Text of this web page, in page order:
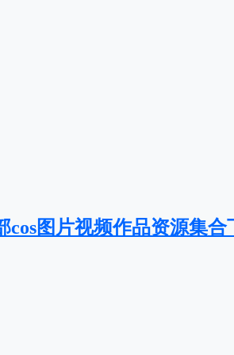
图片视频作品资源集合